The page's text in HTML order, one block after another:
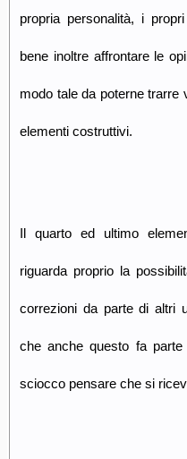
propria personalità, i
bene inoltre affrontare le
modo tale da poterne trarre
elementi costruttivi.
Il quarto ed ultimo
riguarda proprio la
correzioni da parte di altri
che anche questo fa
sciocco pensare che si